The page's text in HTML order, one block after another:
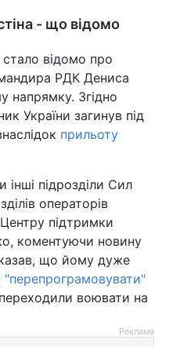
- що відомо
відомо про
РДК Дениса
напрямку. Згідно
України загинув під
прильоту
інші підрозділи Сил
операторів
підтримки
коментуючи новину
що йому дуже
"перепрограмовувати"
воювати на
Реклама